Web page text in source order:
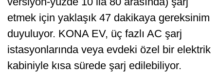
etmek için yaklaşık 47 dakikaya gereksinim
duyuluyor. KONA EV, üç fazlı AC şarj
istasyonlarında veya evdeki özel bir elektrik
kabiniyle kısa sürede şarj edilebiliyor.